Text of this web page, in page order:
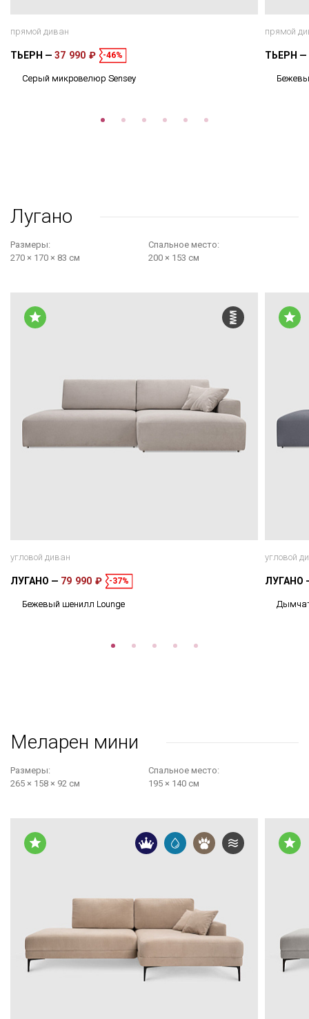
прямой диван
ТЬЕРН 37 990 ₽ -46%
Серый микровелюр Sensey
прямой
ТЬЕРН
Лугано
Размеры:
270 × 170 × 83 см
Cпальное место:
200 × 153 см
угловой диван
ЛУГАНО 79 990 ₽ -37%
Бежевый шенилл Lounge
угловой
ЛУГАНО
Меларен мини
Размеры:
265 × 158 × 92 см
Cпальное место:
195 × 140 см